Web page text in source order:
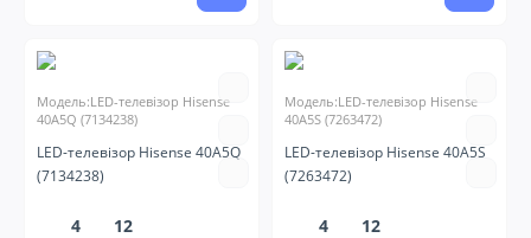
Модель:LED-телевізор Hisense
40A5Q (7134238)
LED-телевізор Hisense 40A5Q
(7134238)
4 12
Модель:LED-телевізор Hisense
40A5S (7263472)
LED-телевізор Hisense 40A5S
(7263472)
4 12